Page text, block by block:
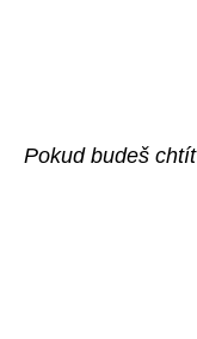
Pokud budeš